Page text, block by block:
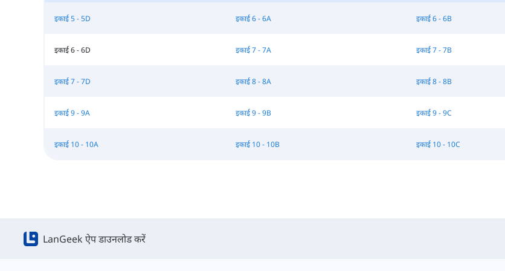
इकाई 5 - 5D इकाई 6 - 6A इकाई 6 - 6B
इकाई 6 - 6D इकाई 7 - 7A इकाई 7 - 7B
इकाई 7 - 7D इकाई 8 - 8A इकाई 8 - 8B
इकाई 9 - 9A इकाई 9 - 9B इकाई 9 - 9C
इकाई 10 - 10A इकाई 10 - 10B इकाई 10 - 10C
LanGeek ऐप डाउनलोड करें